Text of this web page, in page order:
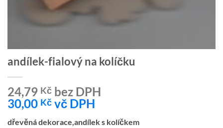
andílek-fialový na kolíčku
24,79 Kč bez DPH
30,00 Kč vč DPH
dřevěná dekorace,andílek s kolíčkem